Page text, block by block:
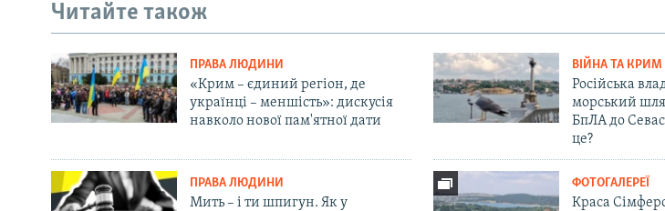
Читайте також
ПРАВА ЛЮДИНИ
«Крим – єдиний регіон, де
українці – меншість»: дискусія
навколо нової пам'ятної дати
ВІЙНА ТА КРИМ
Російська
морський
БпЛА до
це?
ПРАВА ЛЮДИНИ
Мить – і ти шпигун. Як у
ФОТОГАЛЕРЕЇ
Краса